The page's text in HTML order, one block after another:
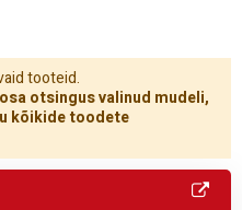
tooteid.
otsingus valinud mudeli,
kõikide toodete